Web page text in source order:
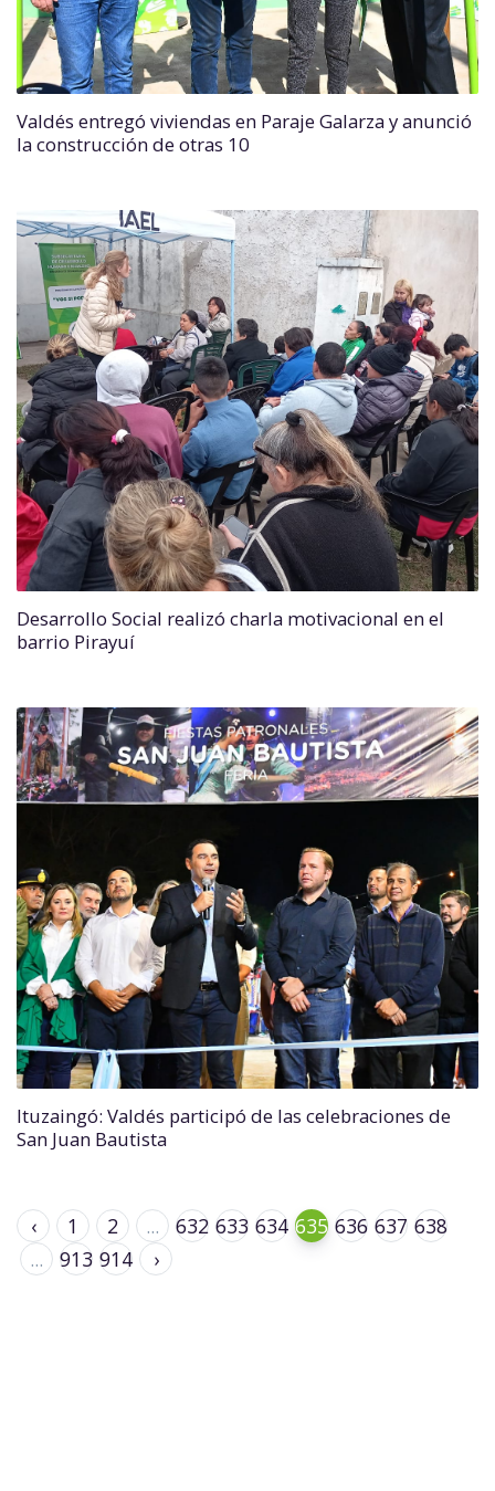
Valdés entregó viviendas en Paraje Galarza y anunció
la construcción de otras 10
Desarrollo Social realizó charla motivacional en el
barrio Pirayuí
Ituzaingó: Valdés participó de las celebraciones de
San Juan Bautista
‹ 1 2 ... 632 633 634 635 636 637 638
...
913 914 ›